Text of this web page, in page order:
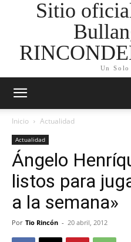
Sitio
Un Solo
Inicio Actualidad
Actualidad
Ángelo
listos para
a la semana»
Por Tio Rincón - 20 abril, 2012